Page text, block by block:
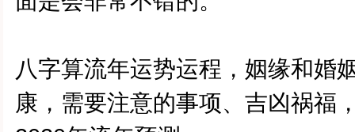
八字算流年运势运程，姻缘和婚
康，需要注意的事项、吉凶祸福